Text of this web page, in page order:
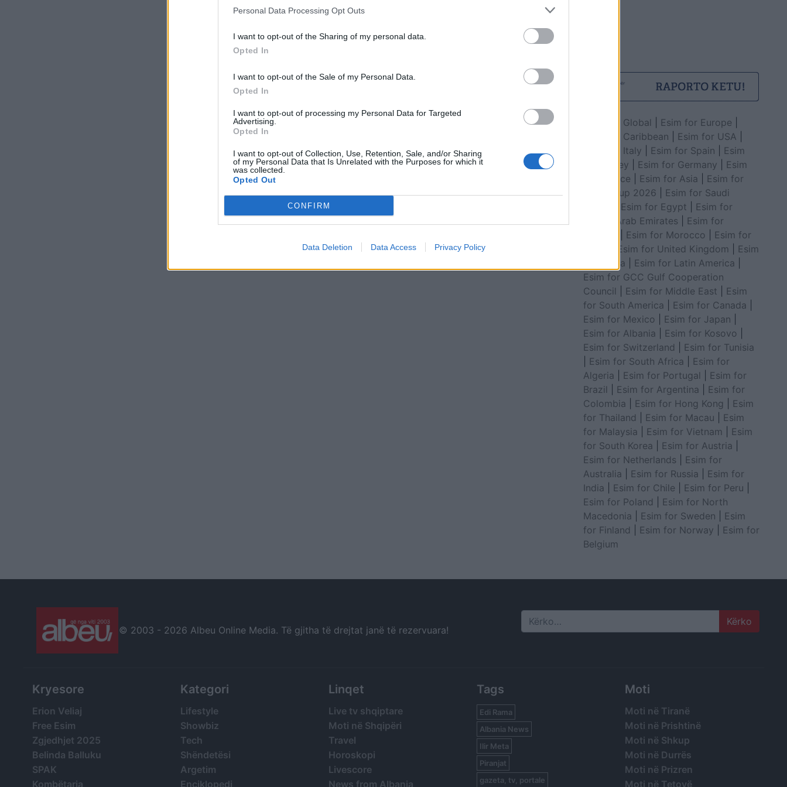
Personal Data Processing Opt Outs
I want to opt-out of the Sharing of my personal data.
Opted In
I want to opt-out of the Sale of my Personal Data.
Opted In
I want to opt-out of processing my Personal Data for Targeted
Advertising.
Opted In
I want to opt-out of Collection, Use, Retention, Sale, and/or Sharing
of my Personal Data that Is Unrelated with the Purposes for which it
was collected.
Opted Out
CONFIRM
Data Deletion Data Access Privacy Policy
Esim for Global Esim for Europe
Esim for Caribbean
Esim for USA
Esim for Italy
Esim for Spain
Esim
for Turkey
Esim for Germany
Esim
for Greece
Esim for Asia
Esim for
World Cup 2026
Esim for Saudi
Esim for Egypt
Esim for
United Arab Emirates
Esim for
Esim for Morocco
Esim for
Esim for United Kingdom
Esim
for Africa
Esim for Latin America
Esim for GCC Gulf Cooperation
Council
Esim for Middle East
Esim
for South America
Esim for Canada
Esim for Mexico
Esim for Japan
Esim for Albania
Esim for Kosovo
Esim for Switzerland
Esim for Tunisia
Esim for South Africa
Esim for
Algeria
Esim for Portugal
Esim for
Brazil
Esim for Argentina
Esim for
Colombia
Esim for Hong Kong
Esim
for Thailand
Esim for Macau
Esim
for Malaysia
Esim for Vietnam
Esim
for South Korea
Esim for Austria
Esim for Netherlands
Esim for
Australia
Esim for Russia
Esim for
India
Esim for Chile Esim for Peru
Esim for Poland
Esim for North
Macedonia
Esim for Sweden
Esim
for Finland
Esim for Norway
Esim for
Belgium
© 2003 - 2026 Albeu Online Media. Të gjitha të drejtat janë të rezervuara! Search
Kryesore
Erion Veliaj
Free Esim
Zgjedhjet 2025
Belinda Balluku
SPAK
Kombëtarja
Kategori
Lifestyle
Showbiz
Tech
Shëndetësi
Argetim
Enciklopedi
Linqet
Live tv shqiptare
Moti në Shqipëri
Travel
Horoskopi
Livescore
News from Albania
Tags
Edi Rama
Albania News
Ilir Meta
Piranjat
gazeta, tv, portale
Moti
Moti në Tiranë
Moti në Prishtinë
Moti në Shkup
Moti në Durrës
Moti në Prizren
Moti në Tetovë